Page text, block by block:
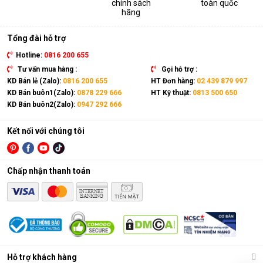
thiết bị. Sản phẩm có kích thước gọn nhẹ, kết hợp cùng bánh
xe và tay cầm nên có thể dễ dàng di chuyển tới mọi vị trí trong
Điều hòa di động là gì?
Các chức năng chính của máy bao gồm: Làm lạnh, quạt gió,
chính sách
hãng
toàn quốc
Tổng đài hỗ trợ
Hotline: 0816 200 655
Tư vấn mua hàng :
KD Bán lẻ (Zalo): 0816 200 655
KD Bán buôn1(Zalo): 0878 229 666
KD Bán buôn2(Zalo): 0947 292 666
Gọi hỗ trợ :
HT Đơn hàng: 02 439 879 997
HT Kỹ thuật: 0813 500 650
Hỗ trợ khách hàng
Kết nối với chúng tôi
Chấp nhận thanh toán